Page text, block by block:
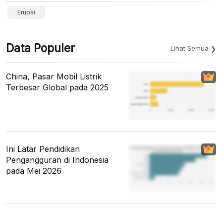
Erupsi
Data Populer Lihat Semua
China, Pasar Mobil Listrik
Terbesar Global pada 2025
Ini Latar Pendidikan
Pengangguran di Indonesia
pada Mei 2026